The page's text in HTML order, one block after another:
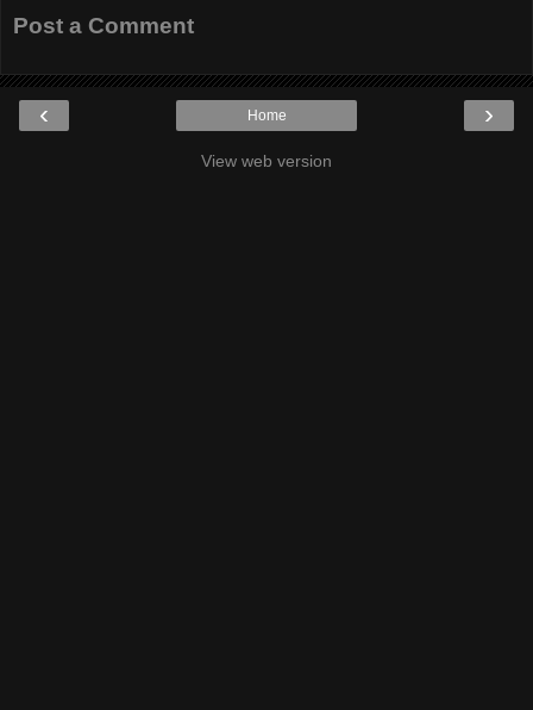
Post a Comment
‹ ›
Home
View web version